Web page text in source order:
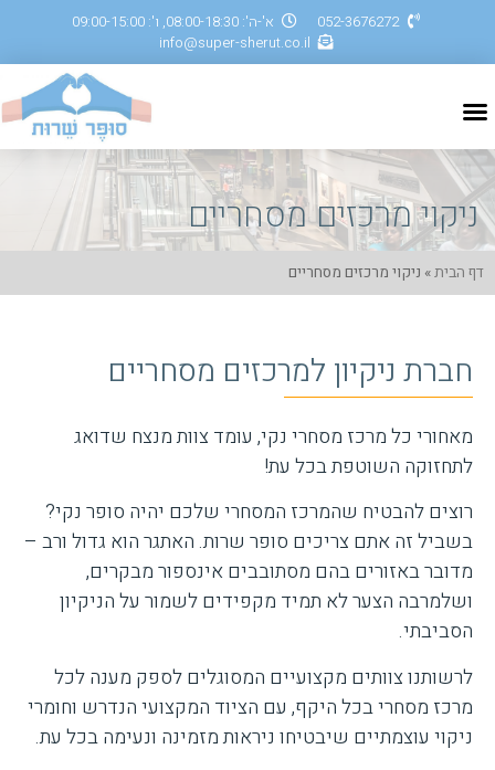
052-3676272
א'-ה': 08:00-18:30, ו': 09:00-15:00
info@super-sherut.co.il
ניקוי מרכזים מסחריים
דף הבית» ניקוי מרכזים מסחריים
חברת ניקיון למרכזים מסחריים
מאחורי כל מרכז מסחרי נקי, עומד צוות מנצח שדואג
לתחזוקה השוטפת בכל עת!
רוצים להבטיח שהמרכז המסחרי שלכם יהיה סופר נקי?
בשביל זה אתם צריכים סופר שרות. האתגר הוא גדול ורב –
מדובר באזורים בהם מסתובבים אינספור מבקרים,
ושלמרבה הצער לא תמיד מקפידים לשמור על הניקיון
הסביבתי.
לרשותנו צוותים מקצועיים המסוגלים לספק מענה לכל
מרכז מסחרי בכל היקף, עם הציוד המקצועי הנדרש וחומרי
ניקוי עוצמתיים שיבטיחו ניראות מזמינה ונעימה בכל עת.